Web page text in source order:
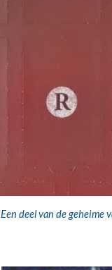
Een deel van de geheime